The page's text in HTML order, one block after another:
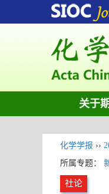
关于
化学学报 ››
所属专题：
社论